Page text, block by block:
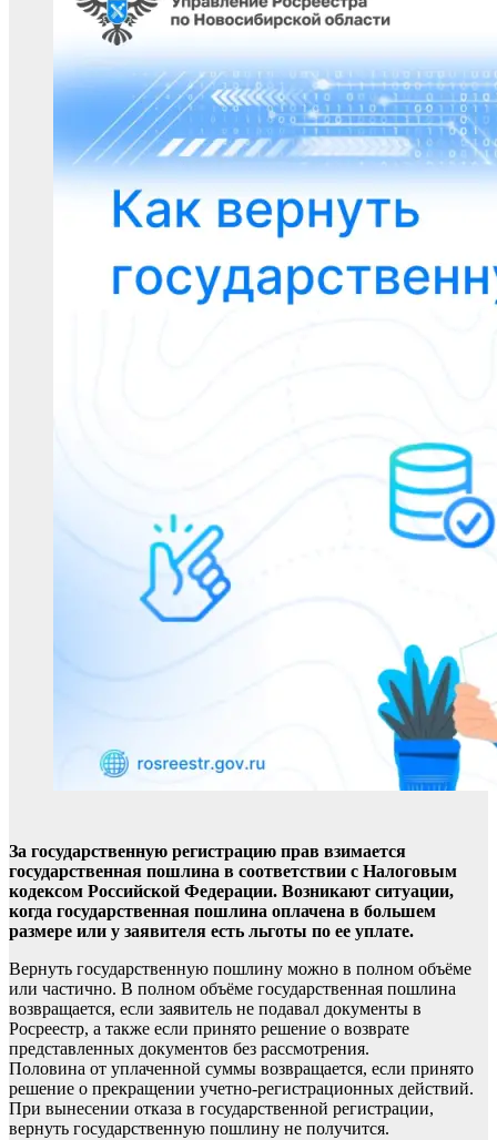
За государственную регистрацию прав взимается
государственная пошлина в соответствии с Налоговым
кодексом Российской Федерации. Возникают ситуации,
когда государственная пошлина оплачена в большем
размере или у заявителя есть льготы по ее уплате.
Вернуть государственную пошлину можно в полном объёме
или частично. В полном объёме государственная пошлина
возвращается, если заявитель не подавал документы в
Росреестр, а также если принято решение о возврате
представленных документов без рассмотрения.
Половина от уплаченной суммы возвращается, если принято
решение о прекращении учетно-регистрационных действий.
При вынесении отказа в государственной регистрации,
вернуть государственную пошлину не получится.